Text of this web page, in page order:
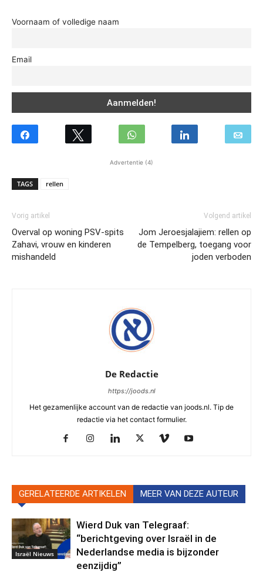
Voornaam of volledige naam
Email
Advertentie (4)
TAGS rellen
Vorig artikel
Overval op woning PSV-spits
Zahavi, vrouw en kinderen
mishandeld
Volgend artikel
Jom Jeroesjalajiem: rellen op
de Tempelberg, toegang voor
joden verboden
De Redactie
https://joods.nl
Het gezamenlijke account van de redactie van joods.nl. Tip de
redactie via het contact formulier.
GERELATEERDE ARTIKELEN MEER VAN DEZE AUTEUR
Israël Nieuws
Wierd Duk van Telegraaf:
“berichtgeving over Israël in de
Nederlandse media is bijzonder
eenzijdig”